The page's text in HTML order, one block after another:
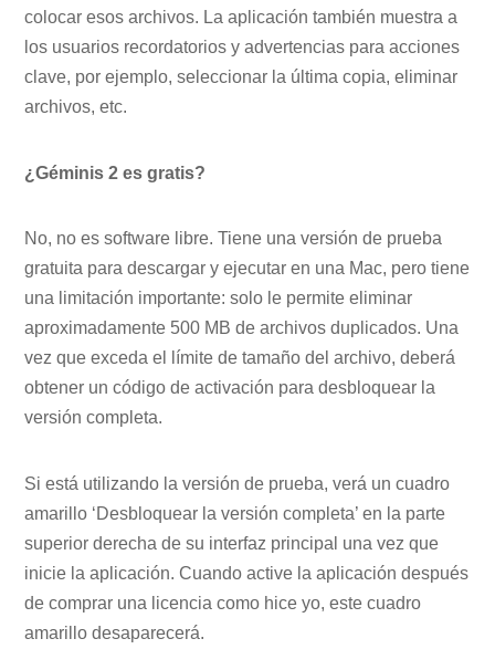
colocar esos archivos. La aplicación también muestra a
los usuarios recordatorios y advertencias para acciones
clave, por ejemplo, seleccionar la última copia, eliminar
archivos, etc.
¿Géminis 2 es gratis?
No, no es software libre. Tiene una versión de prueba
gratuita para descargar y ejecutar en una Mac, pero tiene
una limitación importante: solo le permite eliminar
aproximadamente 500 MB de archivos duplicados. Una
vez que exceda el límite de tamaño del archivo, deberá
obtener un código de activación para desbloquear la
versión completa.
Si está utilizando la versión de prueba, verá un cuadro
amarillo ‘Desbloquear la versión completa’ en la parte
superior derecha de su interfaz principal una vez que
inicie la aplicación. Cuando active la aplicación después
de comprar una licencia como hice yo, este cuadro
amarillo desaparecerá.